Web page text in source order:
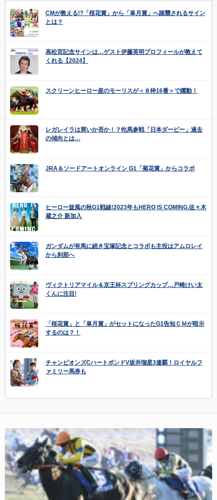
CMが教える!?「桜花賞」から「皐月賞」へ踏襲されるサイン
とは？
高松宮記念サインは…ゲスト伊藤英明プロフィールが教えて
くれる【2024】
スクリーンヒーロー産のモーリスが＜８枠16番＞で躍動！
レガレイラは買いか否か！？牝馬参戦「日本ダービー」過去
の傾向とは…
JRA＆ソードアートオンライン G1「菊花賞」からコラボ
ヒーロー旋風の秋G1戦線!2023年もHERO IS COMING.佐々木
蔵之介 新加入
ガンダムが有馬に続き宝塚記念とコラボも主役はアムロレイ
から刹那へ
ヴィクトリアマイル＆京王杯スプリングカップ…戸崎けい太
くんに注目!
「桜花賞」と「皐月賞」がセットになったG1告知ＣＭが暗示
するのは？！
チャンピオンズCハートボンドV坂井瑠星3連覇！ロイヤルフ
ァミリー馬券も